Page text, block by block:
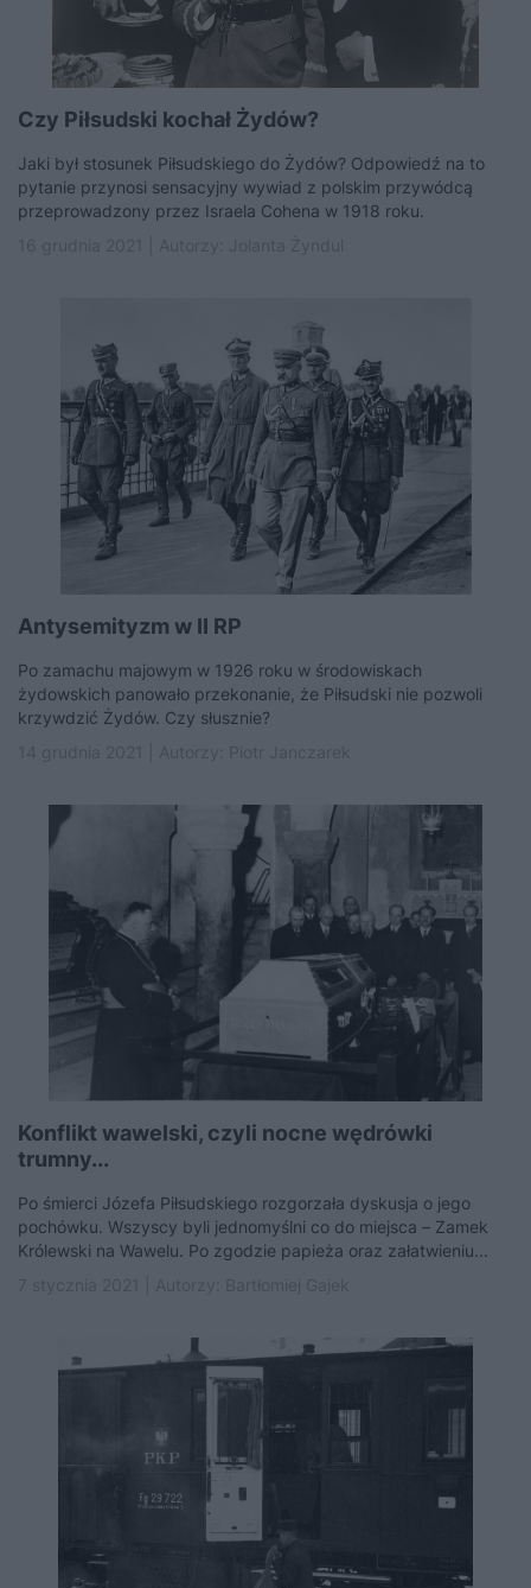
Czy Piłsudski kochał Żydów?
Jaki był stosunek Piłsudskiego do Żydów? Odpowiedź na to
pytanie przynosi sensacyjny wywiad z polskim przywódcą
przeprowadzony przez Israela Cohena w 1918 roku.
Antysemityzm w II RP
Po zamachu majowym w 1926 roku w środowiskach
żydowskich panowało przekonanie, że Piłsudski nie pozwoli
krzywdzić Żydów. Czy słusznie?
Konflikt wawelski, czyli nocne wędrówki
trumny...
Po śmierci Józefa Piłsudskiego rozgorzała dyskusja o jego
pochówku. Wszyscy byli jednomyślni co do miejsca – Zamek
Królewski na Wawelu. Po zgodzie papieża oraz załatwieniu...